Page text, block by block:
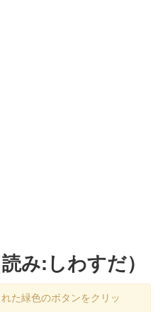
読み:しわすだ）
た緑色のボタンをクリッ